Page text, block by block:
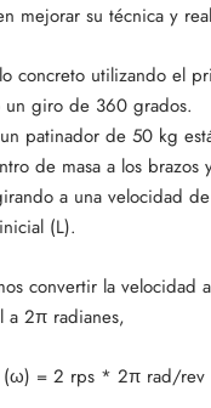
mejorar su técnica y
concreto utilizando el
giro de 360 grados.
patinador de 50 kg
de masa a los
a una velocidad
(L).
convertir la
a 2π radianes,
(ω) = 2 rps * 2π rad/